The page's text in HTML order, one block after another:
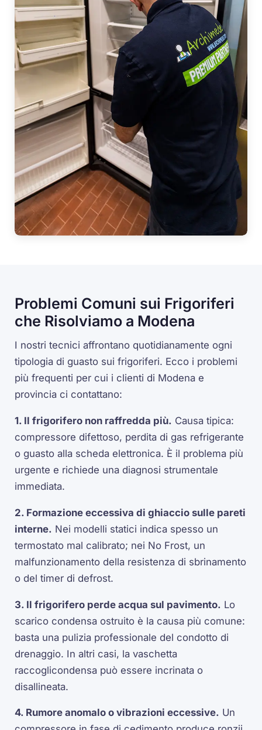
Problemi Comuni sui Frigoriferi
che Risolviamo a Modena
I nostri tecnici affrontano quotidianamente ogni
tipologia di guasto sui frigoriferi. Ecco i problemi
più frequenti per cui i clienti di Modena e
provincia ci contattano:
1. Il frigorifero non raffredda più. Causa tipica:
compressore difettoso, perdita di gas refrigerante
o guasto alla scheda elettronica. È il problema più
urgente e richiede una diagnosi strumentale
immediata.
2. Formazione eccessiva di ghiaccio sulle pareti
interne. Nei modelli statici indica spesso un
termostato mal calibrato; nei No Frost, un
malfunzionamento della resistenza di sbrinamento
o del timer di defrost.
3. Il frigorifero perde acqua sul pavimento. Lo
scarico condensa ostruito è la causa più comune:
basta una pulizia professionale del condotto di
drenaggio. In altri casi, la vaschetta
raccoglicondensa può essere incrinata o
disallineata.
4. Rumore anomalo o vibrazioni eccessive. Un